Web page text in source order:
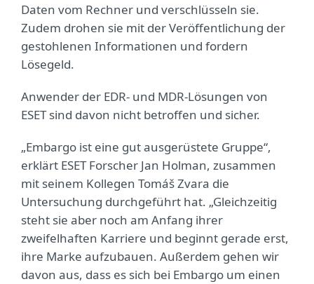
Daten vom Rechner und verschlüsseln sie.
Zudem drohen sie mit der Veröffentlichung der
gestohlenen Informationen und fordern
Lösegeld.
Anwender der EDR- und MDR-Lösungen von
ESET sind davon nicht betroffen und sicher.
„Embargo ist eine gut ausgerüstete Gruppe“,
erklärt ESET Forscher Jan Holman, zusammen
mit seinem Kollegen Tomáš Zvara die
Untersuchung durchgeführt hat. „Gleichzeitig
steht sie aber noch am Anfang ihrer
zweifelhaften Karriere und beginnt gerade erst,
ihre Marke aufzubauen. Außerdem gehen wir
davon aus, dass es sich bei Embargo um einen